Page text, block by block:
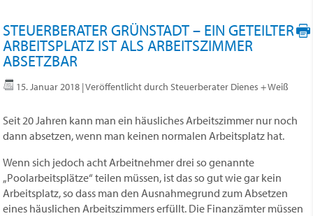
STEUERBERATER GRÜNSTADT – EIN GETEILTER
ARBEITSPLATZ IST ALS ARBEITSZIMMER
ABSETZBAR
15. Januar 2018 | Veröffentlicht durch Steuerberater Dienes + Weiß
Seit 20 Jahren kann man ein häusliches Arbeitszimmer nur noch
dann absetzen, wenn man keinen normalen Arbeitsplatz hat.
Wenn sich jedoch acht Arbeitnehmer drei so genannte
„Poolarbeitsplätze“ teilen müssen, ist das so gut wie gar kein
Arbeitsplatz, so dass man den Ausnahmegrund zum Absetzen
eines häuslichen Arbeitszimmers erfüllt. Die Finanzämter müssen